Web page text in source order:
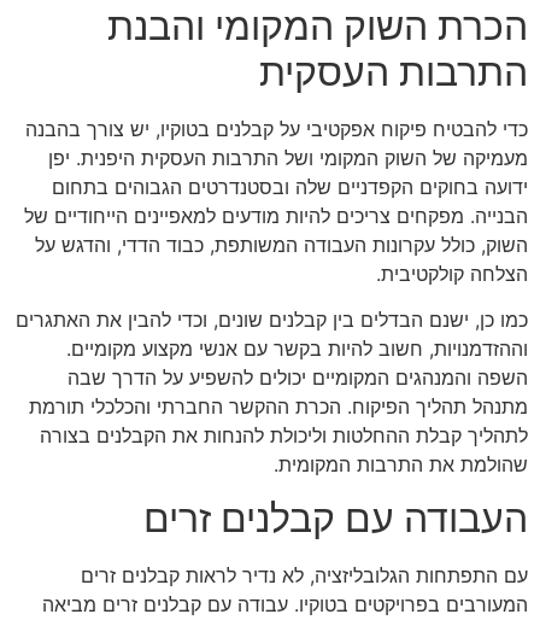
הכרת השוק המקומי והבנת
התרבות העסקית
כדי להבטיח פיקוח אפקטיבי על קבלנים בטוקיו, יש צורך בהבנה
מעמיקה של השוק המקומי ושל התרבות העסקית היפנית. יפן
ידועה בחוקים הקפדניים שלה ובסטנדרטים הגבוהים בתחום
הבנייה. מפקחים צריכים להיות מודעים למאפיינים הייחודיים של
השוק, כולל עקרונות העבודה המשותפת, כבוד הדדי, והדגש על
הצלחה קולקטיבית.
כמו כן, ישנם הבדלים בין קבלנים שונים, וכדי להבין את האתגרים
וההזדמנויות, חשוב להיות בקשר עם אנשי מקצוע מקומיים.
השפה והמנהגים המקומיים יכולים להשפיע על הדרך שבה
מתנהל תהליך הפיקוח. הכרת ההקשר החברתי והכלכלי תורמת
לתהליך קבלת ההחלטות וליכולת להנחות את הקבלנים בצורה
שהולמת את התרבות המקומית.
העבודה עם קבלנים זרים
עם התפתחות הגלובליזציה, לא נדיר לראות קבלנים זרים
המעורבים בפרויקטים בטוקיו. עבודה עם קבלנים זרים מביאה